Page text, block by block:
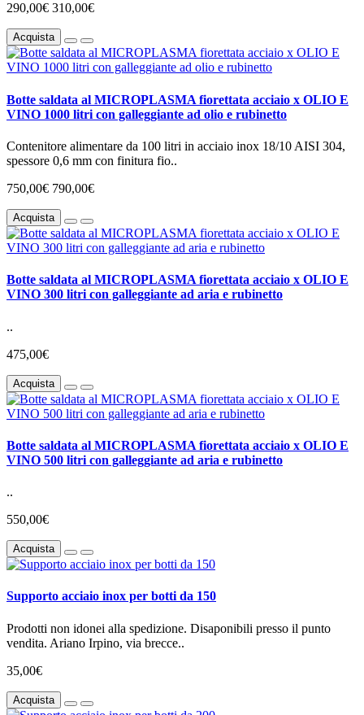
290,00€ 310,00€
Acquista
Botte saldata al MICROPLASMA fiorettata acciaio x OLIO E
VINO 1000 litri con galleggiante ad olio e rubinetto
Contenitore alimentare da 100 litri in acciaio inox 18/10 AISI 304,
spessore 0,6 mm con finitura fio..
750,00€ 790,00€
Acquista
Botte saldata al MICROPLASMA fiorettata acciaio x OLIO E
VINO 300 litri con galleggiante ad aria e rubinetto
..
475,00€
Acquista
Botte saldata al MICROPLASMA fiorettata acciaio x OLIO E
VINO 500 litri con galleggiante ad aria e rubinetto
..
550,00€
Acquista
Supporto acciaio inox per botti da 150
Prodotti non idonei alla spedizione. Disaponibili presso il punto
vendita. Ariano Irpino, via brecce..
35,00€
Acquista